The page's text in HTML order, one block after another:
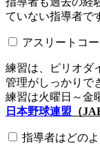
ていない指導者で
アスリートコ
練習は、ピリオダ
管理がしっかりで
練習は火曜日～金
日本野球連盟 （
指導者はどの